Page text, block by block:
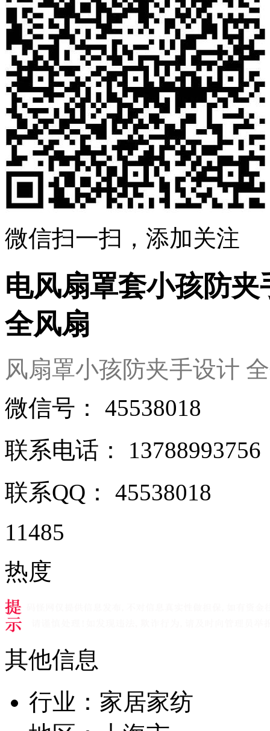
微信扫一扫，添加关注
电风扇罩套小孩防
全风扇
风扇罩小孩防夹手设计
微信号： 45538018
联系电话： 13788993756
联系QQ： 45538018
11485
热度
其他信息
行业： 家居家纺